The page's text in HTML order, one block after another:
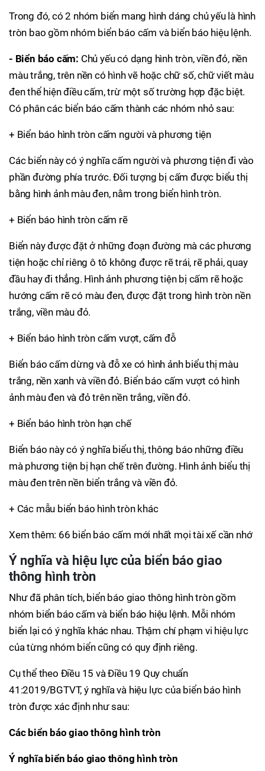
Trong đó, có 2 nhóm biển mang hình dáng chủ yếu là hình
tròn bao gồm nhóm biển báo cấm và biển báo hiệu lệnh.
- Biển báo cấm: Chủ yếu có dạng hình tròn, viền đỏ, nền
màu trắng, trên nền có hình vẽ hoặc chữ số, chữ viết màu
đen thể hiện điều cấm, trừ một số trường hợp đặc biệt.
Có phân các biển báo cấm thành các nhóm nhỏ sau:
+ Biển báo hình tròn cấm người và phương tiện
Các biển này có ý nghĩa cấm người và phương tiện đi vào
phần đường phía trước. Đối tượng bị cấm được biểu thị
bằng hình ảnh màu đen, nằm trong biển hình tròn.
+ Biển báo hình tròn cấm rẽ
Biển này được đặt ở những đoạn đường mà các phương
tiện hoặc chỉ riêng ô tô không được rẽ trái, rẽ phải, quay
đầu hay đi thẳng. Hình ảnh phương tiện bị cấm rẽ hoặc
hướng cấm rẽ có màu đen, được đặt trong hình tròn nền
trắng, viền màu đỏ.
+ Biển báo hình tròn cấm vượt, cấm đỗ
Biển báo cấm dừng và đỗ xe có hình ảnh biểu thị màu
trắng, nền xanh và viền đỏ. Biển báo cấm vượt có hình
ảnh màu đen và đỏ trên nền trắng, viền đỏ.
+ Biển báo hình tròn hạn chế
Biển báo này có ý nghĩa biểu thị, thông báo những điều
mà phương tiện bị hạn chế trên đường. Hình ảnh biểu thị
màu đen trên nền biển trắng và viền đỏ.
+ Các mẫu biển báo hình tròn khác
Xem thêm: 66 biển báo cấm mới nhất mọi tài xế cần nhớ
Ý nghĩa và hiệu lực của biển báo giao
thông hình tròn
Như đã phân tích, biển báo giao thông hình tròn gồm
nhóm biển báo cấm và biển báo hiệu lệnh. Mỗi nhóm
biển lại có ý nghĩa khác nhau. Thậm chí phạm vi hiệu lực
của từng nhóm biển cũng có quy định riêng.
Cụ thể theo Điều 15 và Điều 19 Quy chuẩn
41:2019/BGTVT, ý nghĩa và hiệu lực của biển báo hình
tròn được xác định như sau:
Các biển báo giao thông hình tròn
Ý nghĩa biển báo giao thông hình tròn